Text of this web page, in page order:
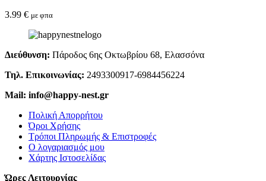
3.99 € με φπα
Διεύθυνση: Πάροδος 6ης Οκτωβρίου 68, Ελασσόνα
Τηλ. Επικοινωνίας: 2493300917-6984456224
Mail: info@happy-nest.gr
Πολική Απορρήτου
Όροι Χρήσης
Τρόποι Πληρωμής & Επιστροφές
Ο λογαριασμός μου
Χάρτης Ιστοσελίδας
Ώρες Λειτουργίας